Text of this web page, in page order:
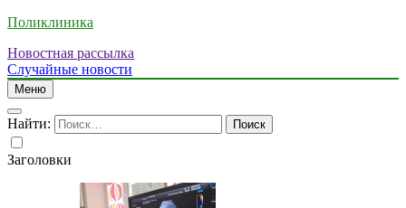
Поликлиника
Новостная рассылка
Случайные новости
Меню
Найти:
Заголовки